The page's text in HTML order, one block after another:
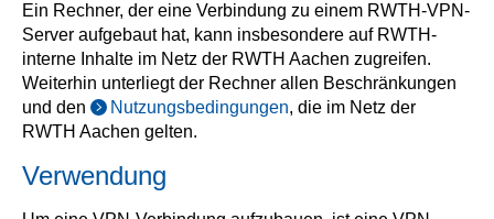
Ein Rechner, der eine Verbindung zu einem RWTH-VPN-
Server aufgebaut hat, kann insbesondere auf RWTH-
interne Inhalte im Netz der RWTH Aachen zugreifen.
Weiterhin unterliegt der Rechner allen Beschränkungen
und den
Nutzungsbedingungen, die im Netz der
RWTH Aachen gelten.
Verwendung